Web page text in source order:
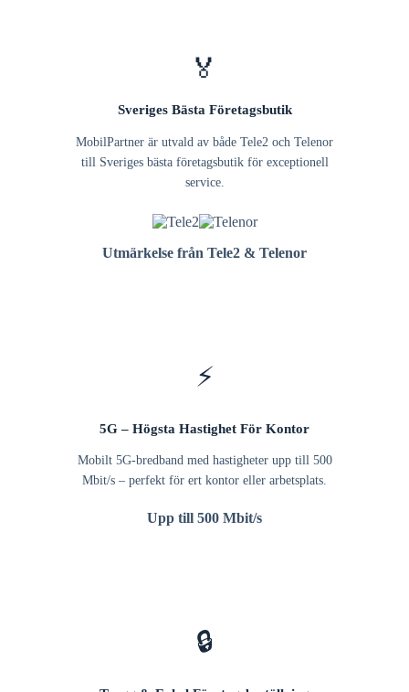
🏅
Sveriges Bästa Företagsbutik
MobilPartner är utvald av både Tele2 och Telenor
till Sveriges bästa företagsbutik för exceptionell
service.
Utmärkelse från Tele2 & Telenor
⚡
5G – Högsta Hastighet För Kontor
Mobilt 5G-bredband med hastigheter upp till 500
Mbit/s – perfekt för ert kontor eller arbetsplats.
Upp till 500 Mbit/s
🔒